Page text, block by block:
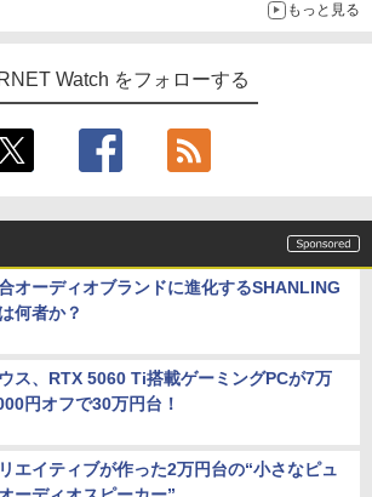
もっと見る
Watch をフォローする
オーディオブランドに進化するSHANLING
何者か？
ス、RTX 5060 Ti搭載ゲーミングPCが7万
円オフで30万円台！
エイティブが作った2万円台の“小さなピュ